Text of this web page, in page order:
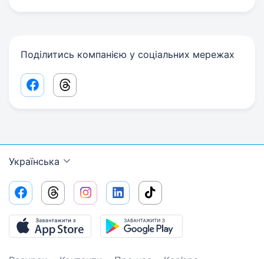
Поділитись компанією у соціальних мережах
Facebook share link
Threads share link
Українська